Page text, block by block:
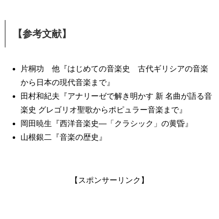
【参考文献】
片桐功 他『はじめての音楽史 古代ギリシアの音楽
から日本の現代音楽まで』
田村和紀夫『アナリーゼで解き明かす 新 名曲が語る音
楽史 グレゴリオ聖歌からポピュラー音楽まで』
岡田暁生『西洋音楽史―「クラシック」の黄昏』
山根銀二『音楽の歴史』
【スポンサーリンク】